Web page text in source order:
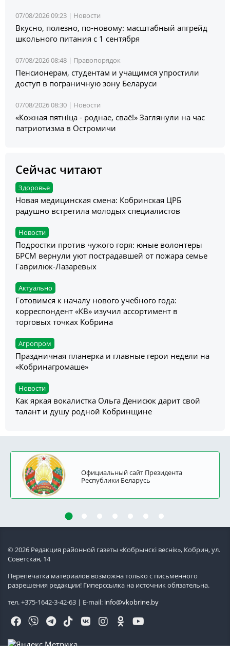
07/08/2026 09:23 | Новости
Вкусно, полезно, по-новому: масштабный апгрейд
школьного питания с 1 сентября
07/08/2026 08:48 | Правопорядок
Пенсионерам, студентам и учащимся упростили
доступ в пограничную зону Беларуси
07/08/2026 08:30 | Новости
«Кожная пятніца - роднае, сваё!» Заглянули на час
патриотизма в Остромичи
Сейчас читают
Здоровье
Новая медицинская смена: Кобринская ЦРБ
радушно встретила молодых специалистов
Новости
Подростки против чужого горя: юные волонтеры
БРСМ вернули уют пострадавшей от пожара семье
Гаврилюк-Лазаревых
Актуально
Готовимся к началу нового учебного года:
корреспондент «КВ» изучил ассортимент в
торговых точках Кобрина
Агропром
Праздничная планерка и главные герои недели на
«Кобринагромаше»
Новости
Как яркая вокалистка Ольга Денисюк дарит свой
талант и душу родной Кобринщине
Официальный сайт Президента
Республики Беларусь
© 2026 Редакция районной газеты «Кобрынскi веснiк», Кобрин, ул.
Советская, 14
Перепечатка материалов возможна только с письменного
разрешения редакции! Гиперссылка на источник обязательна.
тел. +375-1642-3-42-63 | E-mail: info@vkobrine.by